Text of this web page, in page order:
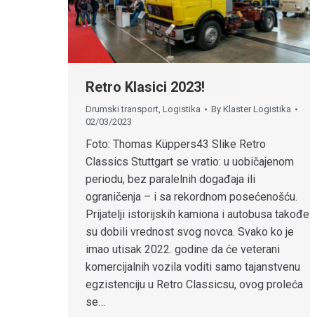
Retro Klasici 2023!
Drumski transport Logistika By Klaster Logistika
02/03/2023
Foto: Thomas Küppers43 Slike Retro
Classics Stuttgart se vratio: u uobičajenom
periodu, bez paralelnih događaja ili
ograničenja – i sa rekordnom posećenošću.
Prijatelji istorijskih kamiona i autobusa takođe
su dobili vrednost svog novca. Svako ko je
imao utisak 2022. godine da će veterani
komercijalnih vozila voditi samo tajanstvenu
egzistenciju u Retro Classicsu, ovog proleća
se…